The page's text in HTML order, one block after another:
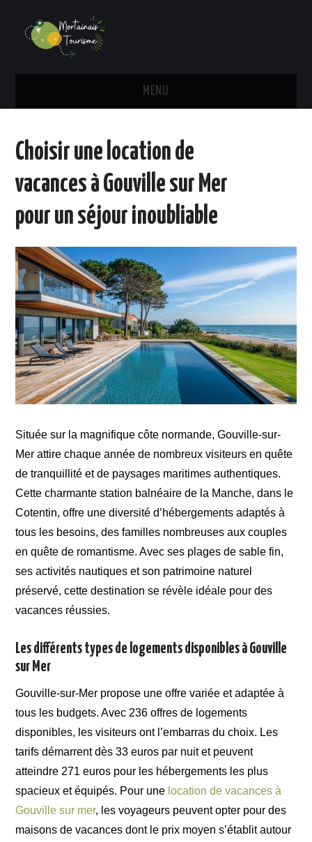
MENU
HÉBERGEMENT
ACTIVITÉS
VOYAGE
Choisir une location de
vacances à Gouville sur Mer
pour un séjour inoubliable
Située sur la magnifique côte normande, Gouville-sur-
Mer attire chaque année de nombreux visiteurs en quête
de tranquillité et de paysages maritimes authentiques.
Cette charmante station balnéaire de la Manche, dans le
Cotentin, offre une diversité d’hébergements adaptés à
tous les besoins, des familles nombreuses aux couples
en quête de romantisme. Avec ses plages de sable fin,
ses activités nautiques et son patrimoine naturel
préservé, cette destination se révèle idéale pour des
vacances réussies.
Les différents types de logements disponibles à Gouville
sur Mer
Gouville-sur-Mer propose une offre variée et adaptée à
tous les budgets. Avec 236 offres de logements
disponibles, les visiteurs ont l’embarras du choix. Les
tarifs démarrent dès 33 euros par nuit et peuvent
atteindre 271 euros pour les hébergements les plus
spacieux et équipés. Pour une location de vacances à
Gouville sur mer, les voyageurs peuvent opter pour des
maisons de vacances dont le prix moyen s’établit autour